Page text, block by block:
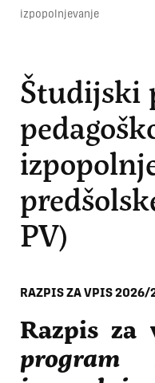
izpopolnjevanje
Študijski
PV)
RAZPIS ZA VPIS2026/
Razpis za
program